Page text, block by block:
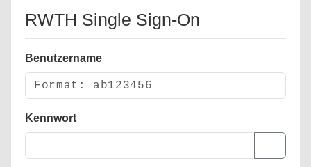
RWTH Single Sign-On
Benutzername
Kennwort